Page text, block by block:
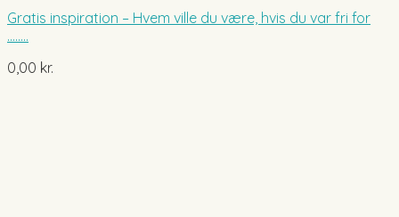
Gratis inspiration – Hvem ville du være, hvis du var fri for
……..
0,00 kr.